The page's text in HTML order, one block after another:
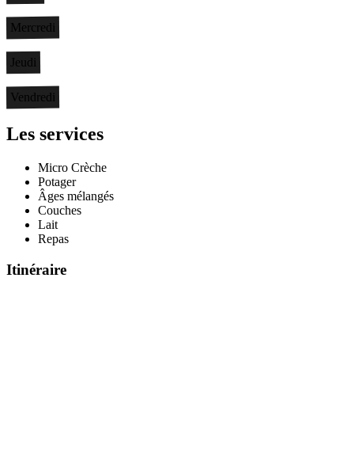
Mercredi
Jeudi
Vendredi
Les services
Micro Crèche
Potager
Âges mélangés
Couches
Lait
Repas
Itinéraire